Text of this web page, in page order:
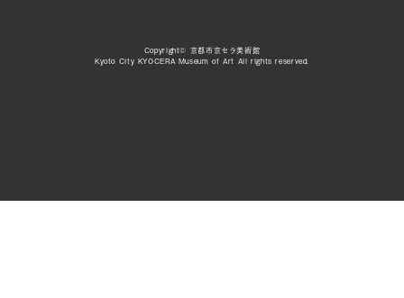
Copyright© 京都市京セラ美術館
Kyoto City KYOCERA Museum of Art All rights reserved.